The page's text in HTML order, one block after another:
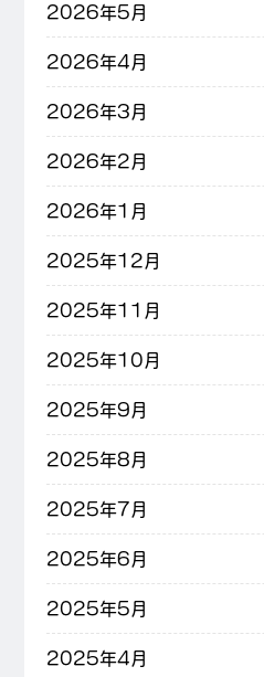
2026年5月
2026年4月
2026年3月
2026年2月
2026年1月
2025年12月
2025年11月
2025年10月
2025年9月
2025年8月
2025年7月
2025年6月
2025年5月
2025年4月